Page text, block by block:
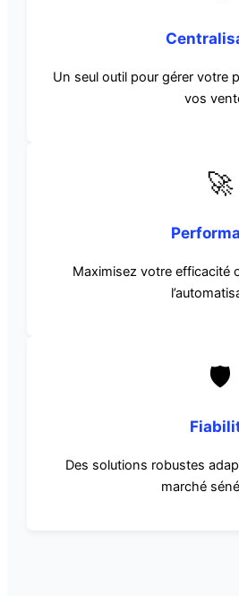
Un seul outil pour gérer votre
vos
🚀
Maximisez votre efficacité
🛡️
Des solutions robustes
marché